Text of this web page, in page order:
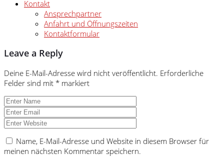
Kontakt
Ansprechpartner
Anfahrt und Öffnungszeiten
Kontaktformular
Leave a Reply
Deine E-Mail-Adresse wird nicht veröffentlicht. Erforderliche
Felder sind mit * markiert
Name, E-Mail-Adresse und Website in diesem Browser für
meinen nächsten Kommentar speichern.